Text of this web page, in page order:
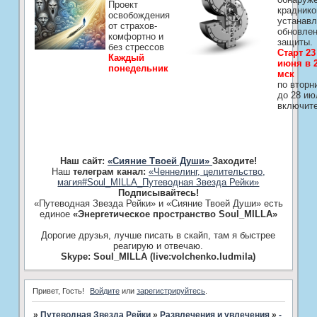
Проект
освобождения
от страхов-
комфортно и
без стрессов
Каждый
понедельник
защиты.
Старт 23
июня в
мск
по
до 28
Наш сайт: «Сияние Твоей Души» Заходите!
Наш телеграм канал: «Ченнелинг, целительство,
магия#Soul_MILLA_Путеводная Звезда Рейки»
Подписывайтесь!
«Путеводная Звезда Рейки» и «Сияние Твоей Души» есть
единое «Энергетическое пространство Soul_MILLA»
Дорогие друзья, лучше писать в скайп, там я быстрее
реагирую и отвечаю.
Skype: Soul_MILLA (live:volchenko.ludmila)
Привет, Гость! Войдите илизарегистрируйтесь
» Путеводная Звезда Рейки » Развлечения и увлечения » ­